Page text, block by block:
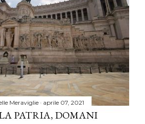
Meraviglie aprile 07, 2021
PATRIA, DOMANI